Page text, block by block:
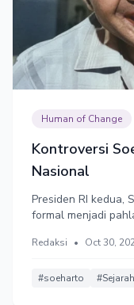
Human of Change
Kontroversi
Nasional
Presiden RI kedua,
formal menjadi
nasional untuk Gus
menghapus dosa
Redaksi • Oct 30,
#soeharto #Sejarah